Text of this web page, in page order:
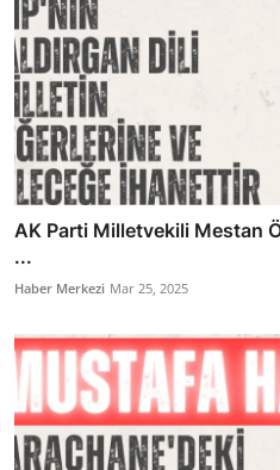
AK Parti Milletvekili Mestan
...
Haber Merkezi Mar 25, 2025